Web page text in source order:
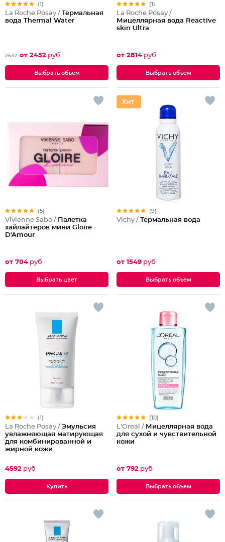
(1)
La Roche Posay / Термальная
вода Thermal Water
2637 от 2452 руб
Выбрать объем
(1)
La Roche Posay /
Мицеллярная вода Reactive
skin Ultra
от 2814 руб
Выбрать объем
(5)
Vivienne Sabo / Палетка
хайлайтеров мини Gloire
D'Amour
от 704 руб
Выбрать цвет
(9)
Vichy / Термальная вода
от 1549 руб
Выбрать объем
(1)
La Roche Posay / Эмульсия
увлажняющая матирующая
для комбинированной и
жирной кожи
4592 руб
(10)
L'Oreal / Мицеллярная вода
для сухой и чувствительной
кожи
от 792 руб
Выбрать объем